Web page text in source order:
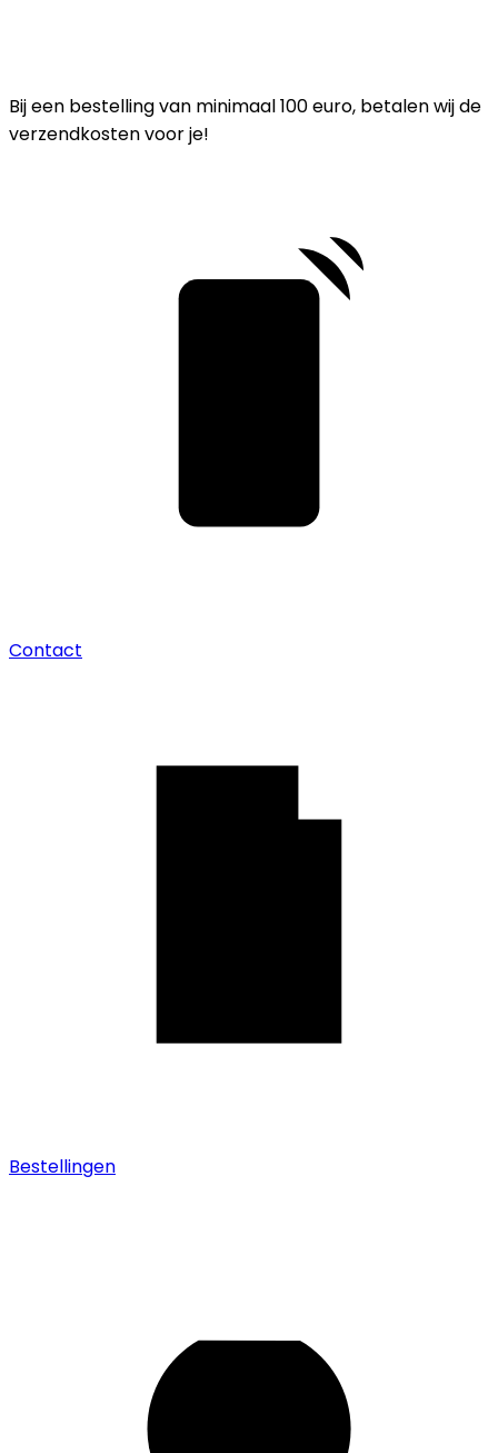
Bij een bestelling van minimaal 100 euro, betalen wij de
verzendkosten voor je!
Contact
Bestellingen